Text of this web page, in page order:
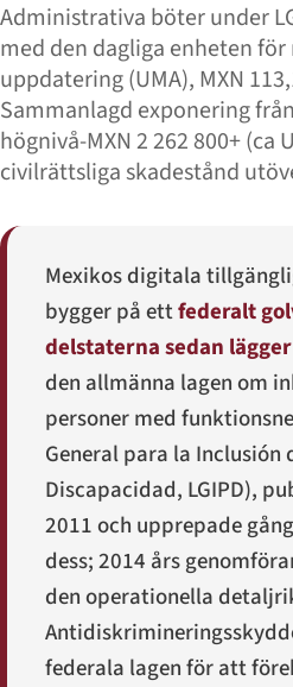
Administrativa böter under
med den dagliga enheten
uppdatering (UMA), MXN
Sammanlagd exponering
högnivå-MXN 2 262 800+ (ca
civilrättsliga skadestånd
Mexikos digitala
bygger på ettfederalt
delstaterna sedan
den allmänna lagen om
personer med
General para la Inclusión
Discapacidad, LGIPD),
2011 och upprepade
dess; 2014 års
den operationella
federala lagen för att